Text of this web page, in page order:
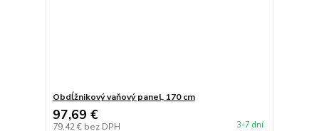
Obdĺžnikový vaňový panel, 170 cm
97,69 €
79,42 € bez DPH 3-7 dní